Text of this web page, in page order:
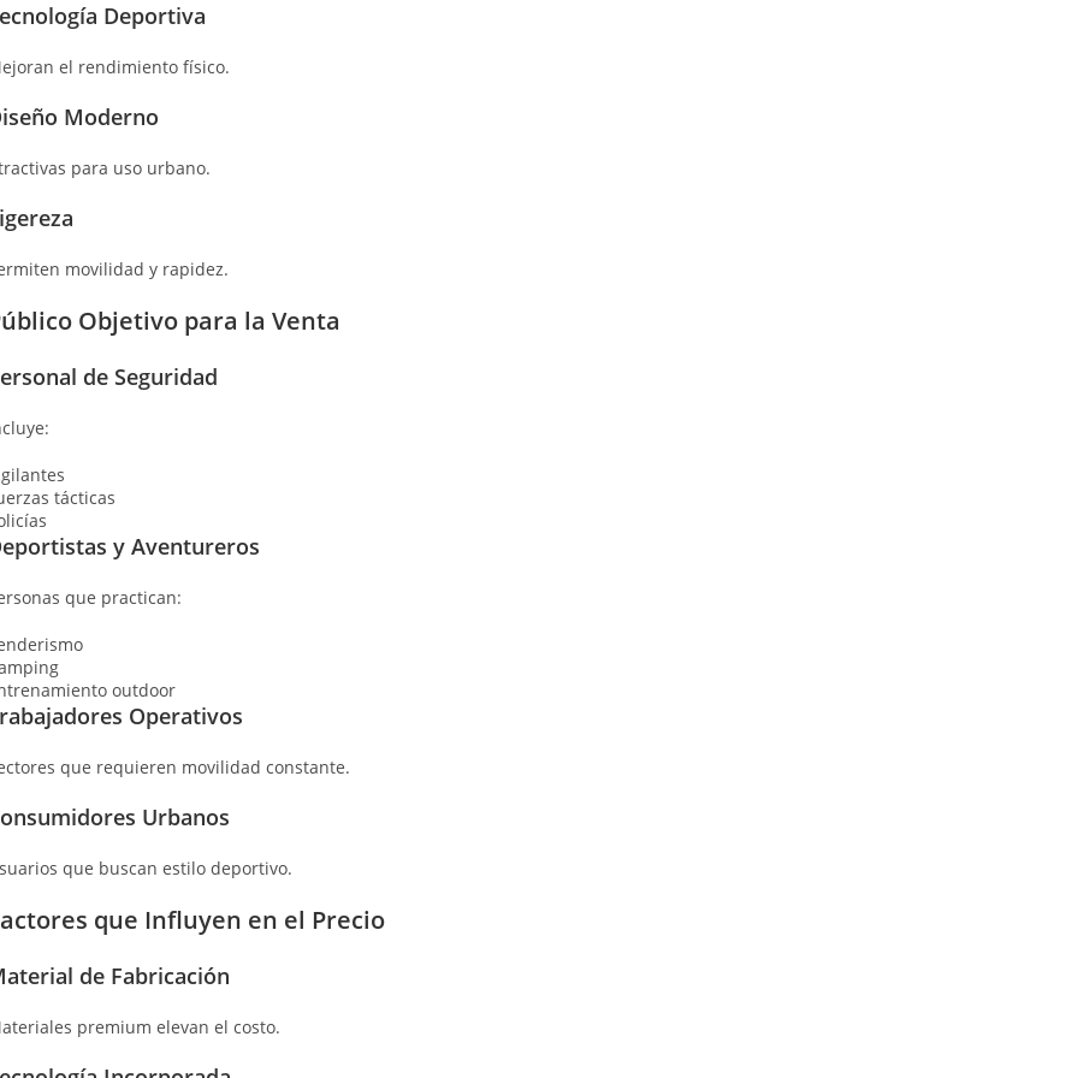
Deportiva
el rendimiento físico.
Moderno
para uso urbano.
movilidad y rapidez.
Objetivo para la Venta
de Seguridad
tácticas
y Aventureros
que practican:
outdoor
Operativos
que requieren movilidad constante.
Urbanos
que buscan estilo deportivo.
que Influyen en el Precio
de Fabricación
premium elevan el costo.